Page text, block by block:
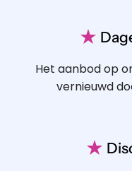
★
Het aanbod op
vernieuwd
★